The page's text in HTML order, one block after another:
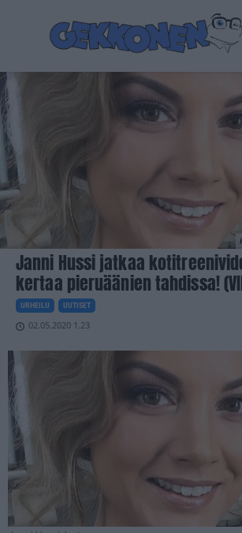
Janni Hussi jatkaa
kertaa pieruäänien tahdissa!
URHEILU UUTISET
02.05.2020 1.23